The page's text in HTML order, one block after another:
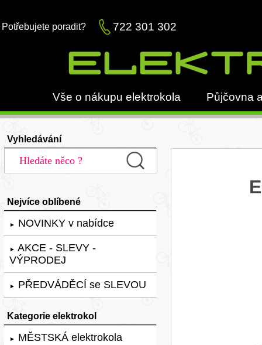
Potřebujete poradit? 722 301 302
Vše o nákupu elektrokola Půjčovna
Vyhledávání
Nejvíce oblíbené
► NOVINKY v nabídce
► AKCE - SLEVY -
VÝPRODEJ
► PŘEDVÁDĚCÍ se SLEVOU
Kategorie elektrokol
► MĚSTSKÁ elektrokola